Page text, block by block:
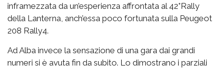
inframezzata da un’esperienza affrontata al 42°Rally
della Lanterna, anch’essa poco fortunata sulla Peugeot
208 Rally4.
Ad Alba invece la sensazione di una gara dai grandi
numeri si è avuta fin da subito. Lo dimostrano i parziali